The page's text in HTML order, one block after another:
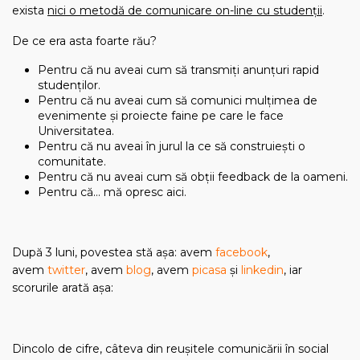
exista nici o metodă de comunicare on-line cu studenţii.
De ce era asta foarte rău?
Pentru că nu aveai cum să transmiţi anunţuri rapid
studenţilor.
Pentru că nu aveai cum să comunici mulţimea de
evenimente şi proiecte faine pe care le face
Universitatea.
Pentru că nu aveai în jurul la ce să construieşti o
comunitate.
Pentru că nu aveai cum să obţii feedback de la oameni.
Pentru că… mă opresc aici.
După 3 luni, povestea stă aşa: avem facebook,
avem twitter, avem blog, avem picasa şi linkedin, iar
scorurile arată aşa:
Dincolo de cifre, câteva din reuşitele comunicării în social